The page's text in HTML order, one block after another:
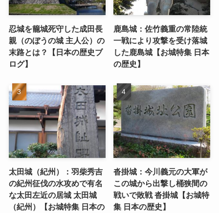
忍城を籠城死守した成田長
親（のぼうの城 主人公）の
末路とは？【日本の歴史ブ
ログ】
鹿島城：佐竹義重の常陸統
一戦により攻撃を受け落城
した鹿島城【お城特集 日本
の歴史】
太田城（紀州）：羽柴秀吉
の紀州征伐の水攻めで有名
な太田左近の居城 太田城
（紀州）【お城特集 日本の
沓掛城：今川義元の大軍が
この城から出撃し桶狭間の
戦いで敗戦 沓掛城【お城特
集 日本の歴史】